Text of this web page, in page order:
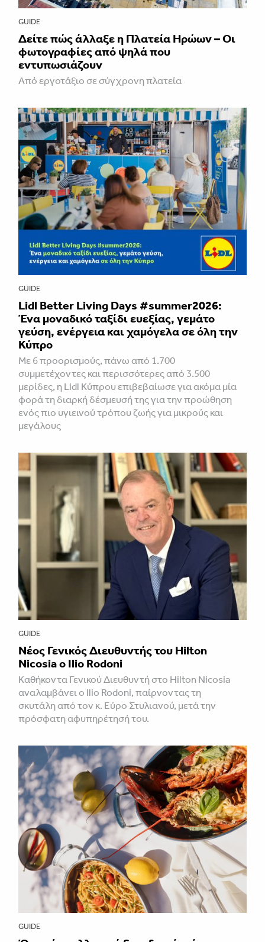
GUIDE
Δείτε πώς άλλαξε η Πλατεία Ηρώων – Οι
φωτογραφίες από ψηλά που
εντυπωσιάζουν
Από εργοτάξιο σε σύγχρονη πλατεία
GUIDE
Lidl Better Living Days #summer2026:
Ένα μοναδικό ταξίδι ευεξίας, γεμάτο
γεύση, ενέργεια και χαμόγελα σε όλη την
Κύπρο
Με 6 προορισμούς, πάνω από 1.700
συμμετέχοντες και περισσότερες από 3.500
μερίδες, η Lidl Κύπρου επιβεβαίωσε για ακόμα μία
φορά τη διαρκή δέσμευσή της για την προώθηση
ενός πιο υγιεινού τρόπου ζωής για μικρούς και
μεγάλους
GUIDE
Νέος Γενικός Διευθυντής του Hilton
Nicosia ο Ilio Rodoni
Καθήκοντα Γενικού Διευθυντή στο Hilton Nicosia
αναλαμβάνει ο Ilio Rodoni, παίρνοντας τη
σκυτάλη από τον κ. Εύρο Στυλιανού, μετά την
πρόσφατη αφυπηρέτησή του.
GUIDE